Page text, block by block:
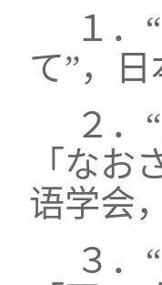
１．
て”，
２．
「な
语学会
３．